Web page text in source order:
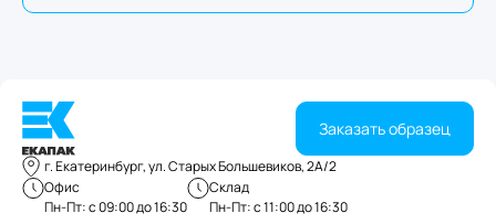
Заказать образец
г. Екатеринбург, ул. Старых Большевиков, 2А/2
Офис
Пн-Пт: с 09:00 до 16:30
Склад
Пн-Пт: с 11:00 до 16:30